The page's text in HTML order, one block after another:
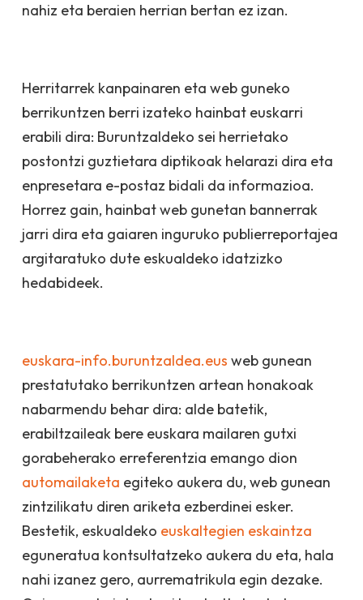
nahiz eta beraien herrian bertan ez izan.
Herritarrek kanpainaren eta web guneko
berrikuntzen berri izateko hainbat euskarri
erabili dira: Buruntzaldeko sei herrietako
postontzi guztietara diptikoak helarazi dira eta
enpresetara e-postaz bidali da informazioa.
Horrez gain, hainbat web gunetan bannerrak
jarri dira eta gaiaren inguruko publierreportajea
argitaratuko dute eskualdeko idatzizko
hedabideek.
euskara-info.buruntzaldea.eus web gunean
prestatutako berrikuntzen artean honakoak
nabarmendu behar dira: alde batetik,
erabiltzaileak bere euskara mailaren gutxi
gorabeherako erreferentzia emango dion
automailaketa egiteko aukera du, web gunean
zintzilikatu diren ariketa ezberdinei esker.
Bestetik, eskualdeko euskaltegien eskaintza
eguneratua kontsultatzeko aukera du eta, hala
nahi izanez gero, aurrematrikula egin dezake.